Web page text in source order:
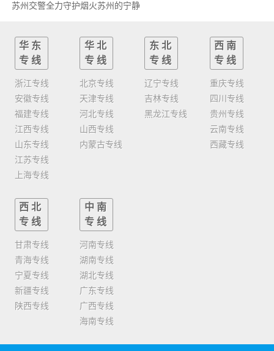
苏州交警全力守护烟火苏州的宁静
华东
专线
浙江专线
安徽专线
福建专线
江西专线
山东专线
江苏专线
上海专线
华北
专线
北京专线
天津专线
河北专线
山西专线
内蒙古专线
东北
专线
辽宁专线
吉林专线
黑龙江专线
西南
专线
重庆专线
四川专线
贵州专线
云南专线
西藏专线
西北
专线
甘肃专线
青海专线
宁夏专线
新疆专线
陕西专线
中南
专线
河南专线
湖南专线
湖北专线
广东专线
广西专线
海南专线